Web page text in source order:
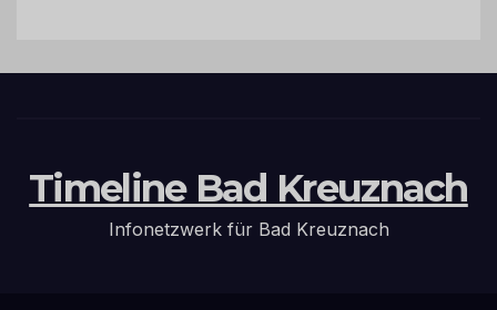
Timeline Bad Kreuznach
Infonetzwerk für Bad Kreuznach